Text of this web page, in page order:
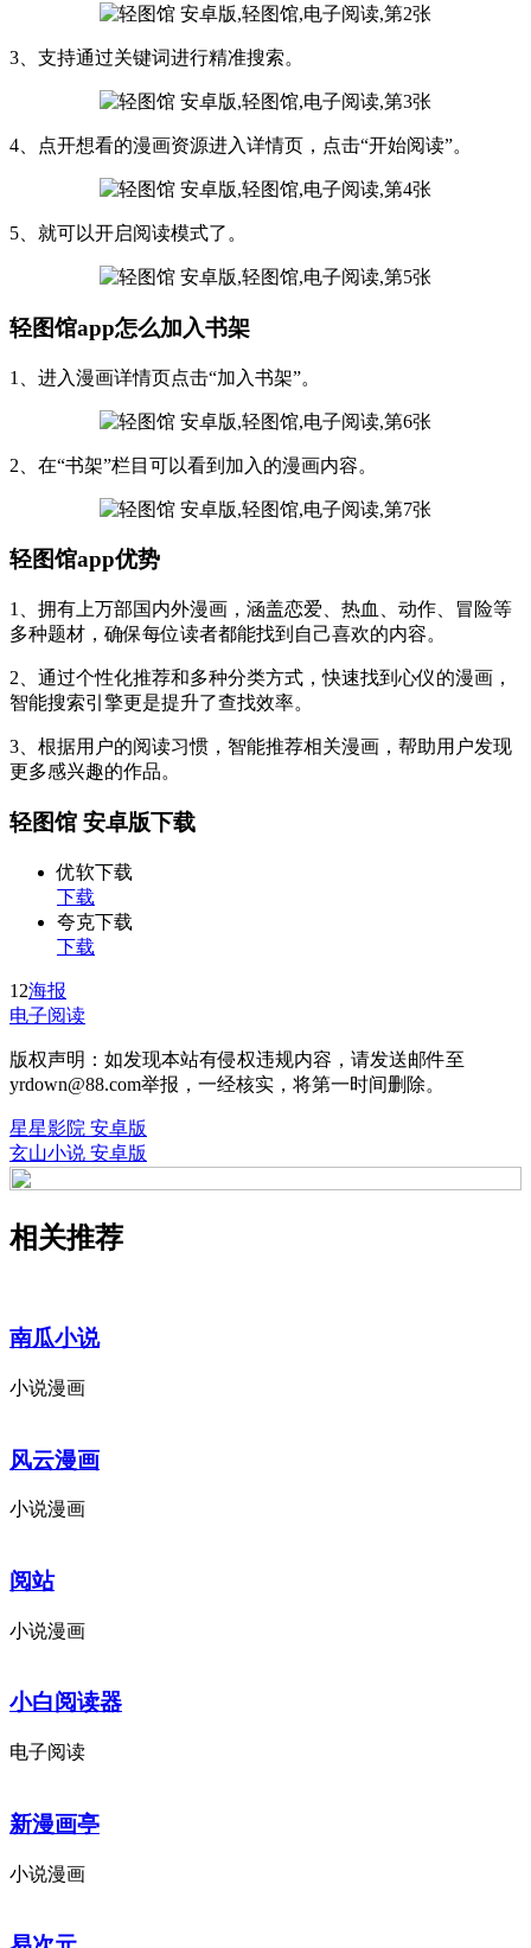
3、支持通过关键词进行精准搜索。
4、点开想看的漫画资源进入详情页，点击“开始阅读”。
5、就可以开启阅读模式了。
轻图馆app怎么加入书架
1、进入漫画详情页点击“加入书架”。
2、在“书架”栏目可以看到加入的漫画内容。
轻图馆app优势
1、拥有上万部国内外漫画，涵盖恋爱、热血、动作、冒险等
多种题材，确保每位读者都能找到自己喜欢的内容。
2、通过个性化推荐和多种分类方式，快速找到心仪的漫画，
智能搜索引擎更是提升了查找效率。
3、根据用户的阅读习惯，智能推荐相关漫画，帮助用户发现
更多感兴趣的作品。
轻图馆 安卓版下载
优软下载
下载
夸克下载
下载
12海报
电子阅读
版权声明：如发现本站有侵权违规内容，请发送邮件至
yrdown@88.com举报，一经核实，将第一时间删除。
星星影院 安卓版
玄山小说 安卓版
相关推荐
南瓜小说
小说漫画
风云漫画
小说漫画
阅站
小说漫画
小白阅读器
电子阅读
新漫画亭
小说漫画